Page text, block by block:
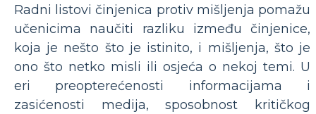
Radni listovi činjenica protiv mišljenja pomažu
učenicima naučiti razliku između činjenice,
koja je nešto što je istinito, i mišljenja, što je
ono što netko misli ili osjeća o nekoj temi. U
eri preopterećenosti informacijama i
zasićenosti medija, sposobnost kritičkog